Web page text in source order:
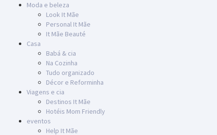
Moda e beleza
Look It Mãe
Personal It Mãe
It Mãe Beauté
Casa
Babá & cia
Na Cozinha
Tudo organizado
Décor e Reforminha
Viagens e cia
Destinos It Mãe
Hotéis Mom Friendly
eventos
Help It Mãe